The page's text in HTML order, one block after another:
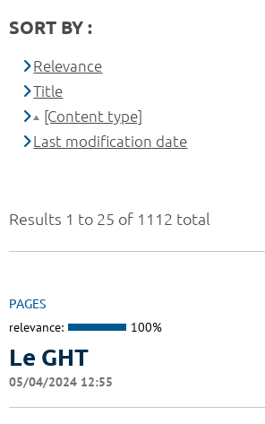
Results 1 to 25 of 1112 total
PAGES
relevance: 100%
Le GHT
05/04/2024 12:55
SORT BY :
Relevance
Title
[Content type]
Last modification date